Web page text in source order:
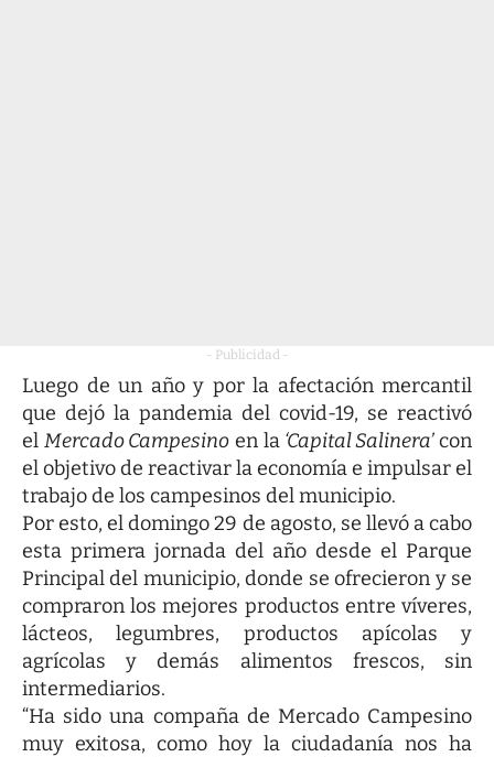
- Publicidad -
Luego de un año y por la afectación mercantil
que dejó la pandemia del covid-19, se reactivó
el Mercado Campesino en la‘Capital Salinera’con
el objetivo de reactivar la economía e impulsar el
trabajo de los campesinos del municipio.
Por esto, el domingo 29 de agosto, se llevó a cabo
esta primera jornada del año desde el Parque
Principal del municipio, donde se ofrecieron y se
compraron los mejores productos entre víveres,
lácteos, legumbres, productos apícolas y
agrícolas y demás alimentos frescos, sin
intermediarios.
“Ha sido una compaña de Mercado Campesino
muy exitosa, como hoy la ciudadanía nos ha